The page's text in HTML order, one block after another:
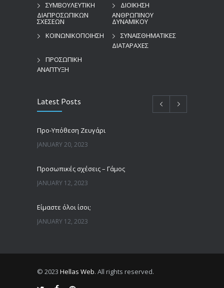
ΣΥΜΒΟΥΛΕΥΤΙΚΗ
ΔΙΑΠΡΟΣΩΠΙΚΩΝ
ΣΧΕΣΕΩΝ
ΔΙΟΙΚΗΣΗ
ΑΝΘΡΩΠΙΝΟΥ
ΔΥΝΑΜΙΚΟΥ
ΚΟΙΝΩΝΙΚΟΠΟΙΗΣΗ
ΣΥΝΑΙΣΘΗΜΑΤΙΚΕΣ
ΔΙΑΤΑΡΑΧΕΣ
ΠΡΟΣΩΠΙΚΗ
ΑΝΑΠΤΥΞΗ
Latest Posts
Προ-Υπόθεση Ζευγάρι
JANUARY 20, 2023
Προσωπικές σχέσεις – Γάμος
JANUARY 12, 2023
Είμαστε όλοι ίσοι;
JANUARY 12, 2023
ΔΙΑΠΡΟΣΩΠΙΚΕΣ ΣΧΕΣΕΙΣ
© 2023 Hellas Web. All rights reserved.